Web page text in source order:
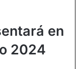
en
2024